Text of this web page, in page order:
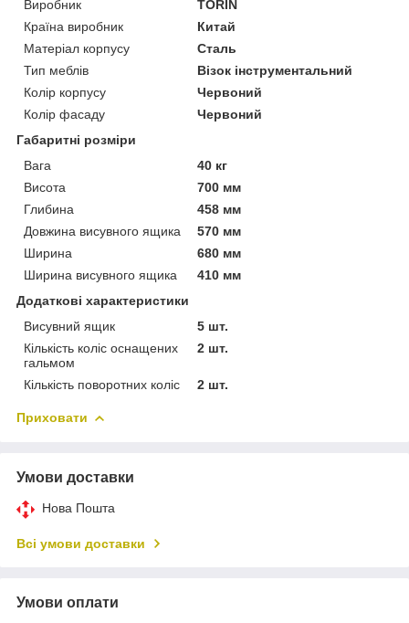
Виробник
TORIN
Країна виробник
Китай
Матеріал корпусу
Сталь
Тип меблів
Візок інструментальний
Колір корпусу
Червоний
Колір фасаду
Червоний
Габаритні розміри
Вага
40 кг
Висота
700 мм
Глибина
458 мм
Довжина висувного ящика
570 мм
Ширина
680 мм
Ширина висувного ящика
410 мм
Додаткові характеристики
Висувний ящик
5 шт.
Кількість коліс оснащених
гальмом
2 шт.
Кількість поворотних коліс 2 шт.
Приховати
Умови доставки
Нова Пошта
Всі умови доставки
Умови оплати